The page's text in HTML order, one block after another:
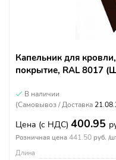
Капельник для
покрытие, RAL 8017
В наличии
(Самовывоз / Доставка
Цена (с НДС) 400.95
Розничная цена 441.50 руб. /
Длина